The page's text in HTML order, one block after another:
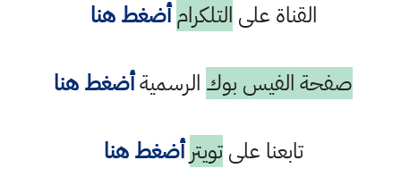
القناة على التلكرام أضغط هنا
صفحة الفيس بوك الرسميةأضغط هنا
تابعنا علىتويتر أضغط هنا